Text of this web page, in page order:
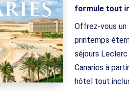
formule tout
Offrez-vous un
printemps
séjours
Canaries à
hôtel tout